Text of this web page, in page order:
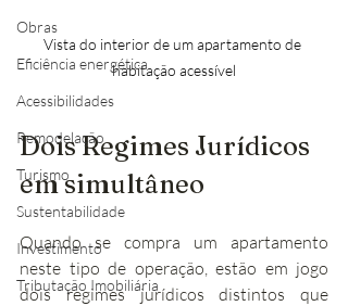
Obras
Eficiência energética
Acessibilidades
Remodelação
Turismo
Sustentabilidade
Investimento
Tributação Imobiliária
Vista do interior de um apartamento de
habitação acessível
Dois Regimes Jurídicos
em simultâneo
Quando se compra um apartamento
neste tipo de operação, estão em jogo
dois regimes jurídicos distintos que